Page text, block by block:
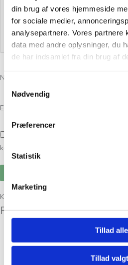
din brug af vores hjemmeside
for sociale medier,
analysepartnere. Vores partnere
data med andre oplysninger, du
de har indsamlet fra din brug af
Nødvendig
Præferencer
Statistik
Marketing
Tillad alle
Tillad
Navn
E-mail
Gem mit navn, mail og websted i
kommenterer.
Kunder købte også
Relaterede varer